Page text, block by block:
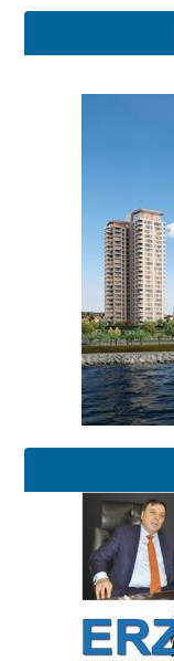
Esat
bir
02
Kadir
29
Murat
17 Şubat 2026 SalıOrhan
Bir